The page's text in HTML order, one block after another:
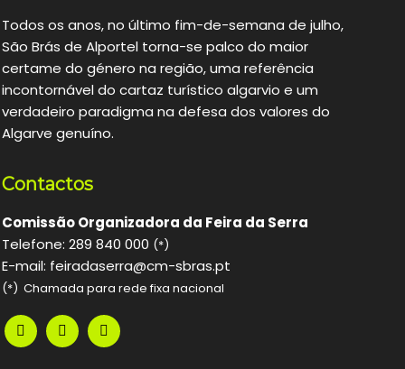
Todos os anos, no último fim-de-semana de julho,
São Brás de Alportel torna-se palco do maior
certame do género na região, uma referência
incontornável do cartaz turístico algarvio e um
verdadeiro paradigma na defesa dos valores do
Algarve genuíno.
Contactos
Comissão Organizadora da Feira da Serra
Telefone: 289 840 000 (*)
E-mail: feiradaserra@cm-sbras.pt
(*) Chamada para rede fixa nacional